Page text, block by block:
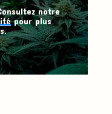
notre
pour plus